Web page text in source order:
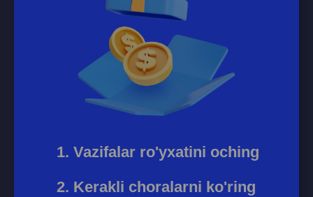
Vazifalar ro'yxatini oching
Kerakli choralarni ko'ring